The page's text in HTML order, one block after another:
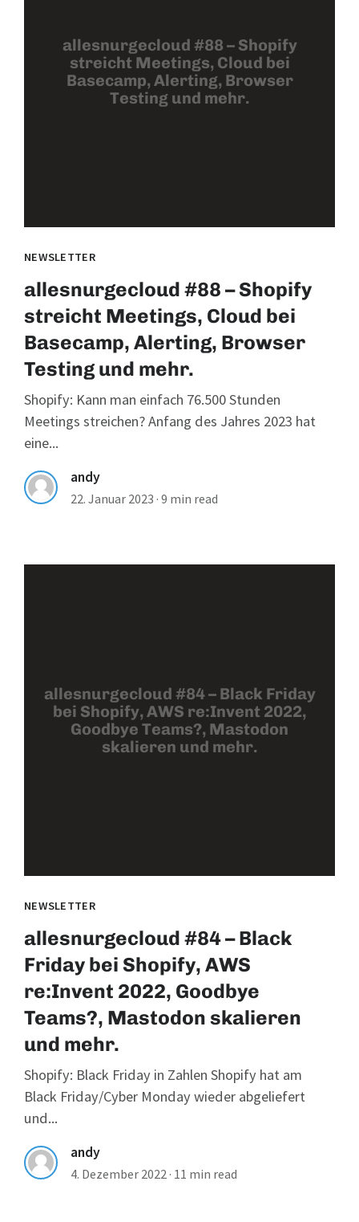
allesnurgecloud #88 – Shopify
streicht Meetings, Cloud bei
Basecamp, Alerting, Browser
Testing und mehr.
NEWSLETTER
allesnurgecloud #88 – Shopify
streicht Meetings, Cloud bei
Basecamp, Alerting, Browser
Testing und mehr.
Shopify: Kann man einfach 76.500 Stunden
Meetings streichen? Anfang des Jahres 2023 hat
eine...
andy
22. Januar 2023 · 9 min read
allesnurgecloud #84 – Black Friday
bei Shopify, AWS re:Invent 2022,
Goodbye Teams?, Mastodon
skalieren und mehr.
NEWSLETTER
allesnurgecloud #84 – Black
Friday bei Shopify, AWS
re:Invent 2022, Goodbye
Teams?, Mastodon skalieren
und mehr.
Shopify: Black Friday in Zahlen Shopify hat am
Black Friday/Cyber Monday wieder abgeliefert
und...
andy
4. Dezember 2022 · 11 min read